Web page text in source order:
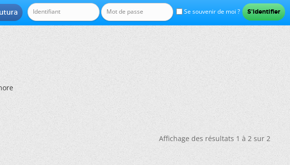
Se souvenir de moi ?
Affichage des résultats 1 à 2 sur 2